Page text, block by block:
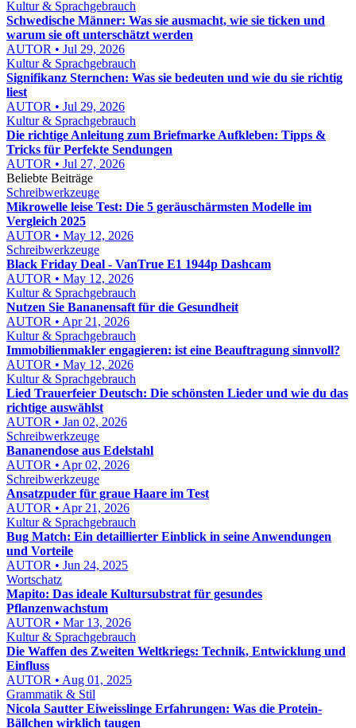
Kultur & Sprachgebrauch
Schwedische Männer: Was sie ausmacht, wie sie ticken und
warum sie oft unterschätzt werden
AUTOR • Jul 29, 2026
Kultur & Sprachgebrauch
Signifikanz Sternchen: Was sie bedeuten und wie du sie richtig
liest
AUTOR • Jul 29, 2026
Kultur & Sprachgebrauch
Die richtige Anleitung zum Briefmarke Aufkleben: Tipps &
Tricks für Perfekte Sendungen
AUTOR • Jul 27, 2026
Beliebte Beiträge
Schreibwerkzeuge
Mikrowelle leise Test: Die 5 geräuschärmsten Modelle im
Vergleich 2025
AUTOR • May 12, 2026
Schreibwerkzeuge
Black Friday Deal - VanTrue E1 1944p Dashcam
AUTOR • May 12, 2026
Kultur & Sprachgebrauch
Nutzen Sie Bananensaft für die Gesundheit
AUTOR • Apr 21, 2026
Kultur & Sprachgebrauch
Immobilienmakler engagieren: ist eine Beauftragung sinnvoll?
AUTOR • May 12, 2026
Kultur & Sprachgebrauch
Lied Trauerfeier Deutsch: Die schönsten Lieder und wie du das
richtige auswählst
AUTOR • Jan 02, 2026
Schreibwerkzeuge
Bananendose aus Edelstahl
AUTOR • Apr 02, 2026
Schreibwerkzeuge
Ansatzpuder für graue Haare im Test
AUTOR • Apr 21, 2026
Kultur & Sprachgebrauch
Bug Match: Ein detaillierter Einblick in seine Anwendungen
und Vorteile
AUTOR • Jun 24, 2025
Wortschatz
Mapito: Das ideale Kultursubstrat für gesundes
Pflanzenwachstum
AUTOR • Mar 13, 2026
Kultur & Sprachgebrauch
Die Waffen des Zweiten Weltkriegs: Technik, Entwicklung und
Einfluss
AUTOR • Aug 01, 2025
Grammatik & Stil
Nicola Sautter Eiweisslinge Erfahrungen: Was die Protein-
Bällchen wirklich taugen